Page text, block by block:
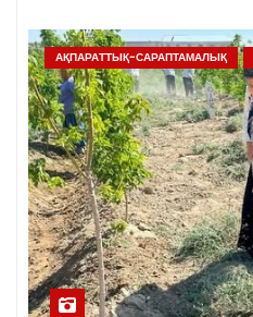
АҚПАРАТТЫҚ-САРАПТАМАЛЫҚ